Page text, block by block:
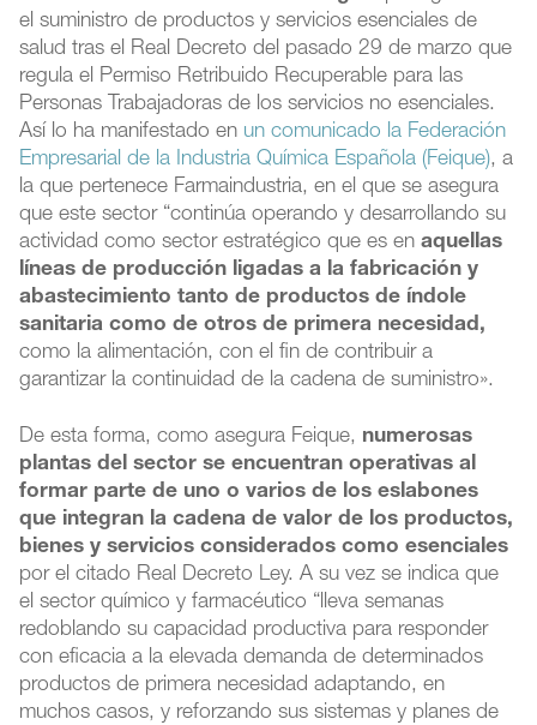
el suministro de productos y servicios esenciales de
salud tras el Real Decreto del pasado 29 de marzo que
regula el Permiso Retribuido Recuperable para las
Personas Trabajadoras de los servicios no esenciales.
Así lo ha manifestado en un comunicado la Federación
Empresarial de la Industria Química Española (Feique), a
la que pertenece Farmaindustria, en el que se asegura
que este sector “continúa operando y desarrollando su
actividad como sector estratégico que es en aquellas
líneas de producción ligadas a la fabricación y
abastecimiento tanto de productos de índole
sanitaria como de otros de primera necesidad,
como la alimentación, con el fin de contribuir a
garantizar la continuidad de la cadena de suministro».
De esta forma, como asegura Feique, numerosas
plantas del sector se encuentran operativas al
formar parte de uno o varios de los eslabones
que integran la cadena de valor de los productos,
bienes y servicios considerados como esenciales
por el citado Real Decreto Ley. A su vez se indica que
el sector químico y farmacéutico “lleva semanas
redoblando su capacidad productiva para responder
con eficacia a la elevada demanda de determinados
productos de primera necesidad adaptando, en
muchos casos, y reforzando sus sistemas y planes de